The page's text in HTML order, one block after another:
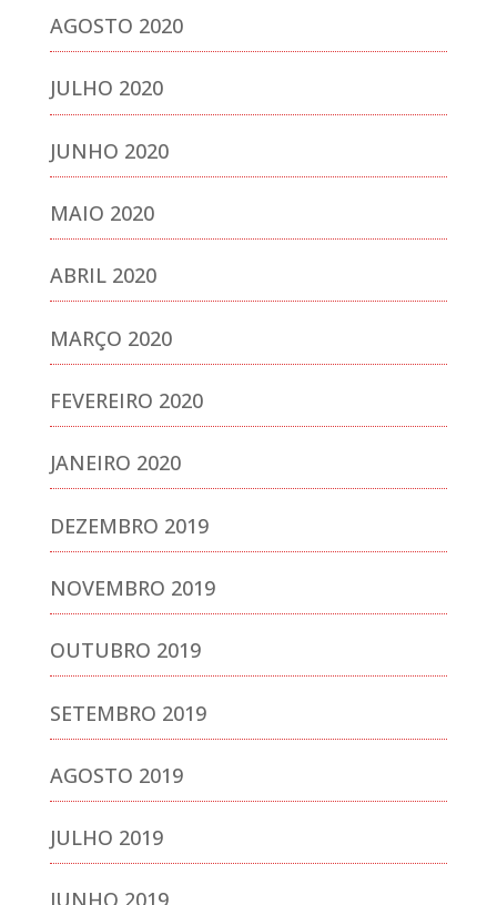
AGOSTO 2020
JULHO 2020
JUNHO 2020
MAIO 2020
ABRIL 2020
MARÇO 2020
FEVEREIRO 2020
JANEIRO 2020
DEZEMBRO 2019
NOVEMBRO 2019
OUTUBRO 2019
SETEMBRO 2019
AGOSTO 2019
JULHO 2019